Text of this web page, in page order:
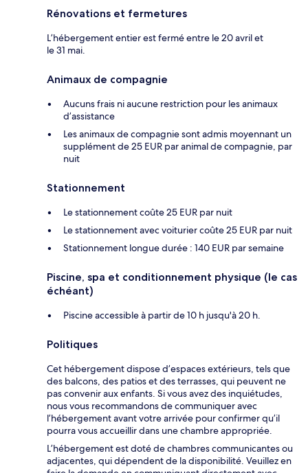
Rénovations et fermetures
L’hébergement entier est fermé entre le 20 avril et
le 31 mai.
Animaux de compagnie
Aucuns frais ni aucune restriction pour les animaux
d’assistance
Les animaux de compagnie sont admis moyennant un
supplément de 25 EUR par animal de compagnie, par
nuit
Stationnement
Le stationnement coûte 25 EUR par nuit
Le stationnement avec voiturier coûte 25 EUR par nuit
Stationnement longue durée : 140 EUR par semaine
Piscine, spa et conditionnement physique (le cas
échéant)
Piscine accessible à partir de 10 h jusqu'à 20 h.
Politiques
Cet hébergement dispose d’espaces extérieurs, tels que
des balcons, des patios et des terrasses, qui peuvent ne
pas convenir aux enfants. Si vous avez des inquiétudes,
nous vous recommandons de communiquer avec
l’hébergement avant votre arrivée pour confirmer qu’il
pourra vous accueillir dans une chambre appropriée.
L’hébergement est doté de chambres communicantes ou
adjacentes, qui dépendent de la disponibilité. Veuillez en